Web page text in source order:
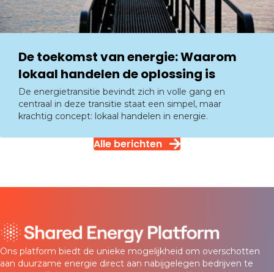
De toekomst van energie: Waarom
lokaal handelen de oplossing is
De energietransitie bevindt zich in volle gang en
centraal in deze transitie staat een simpel, maar
krachtig concept: lokaal handelen in energie.
Alle berichten
Ons platform biedt de unieke mogelijkheid om overschotten
aan duurzame energie direct aan nabijgelegen bedrijven te